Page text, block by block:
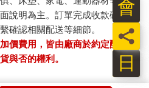
說明為主。訂單完成收款確認
確認相關配送等細節。
價費用，皆由廠商於約定配送時
與否的權利。
日
員
會